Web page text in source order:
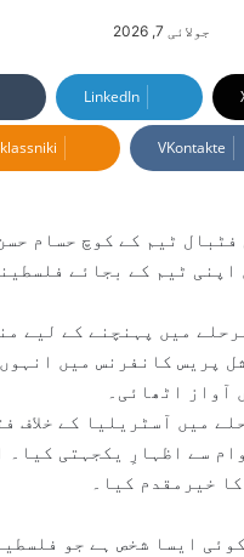
n
d
n
m
جولائی 7, 2026
LinkedIn
VKontakte
ٹیم کے کوچ حسام
ٹیم کے بجائے
16 ٹیموں کے مرحلے میں
پریس کانفرنس میں
آواز اٹھائی۔
میں آسٹریلیا کے خلاف
سے اظہارِ یکجہتی
خیرمقدم کیا۔
ایسا شخص ہے جو